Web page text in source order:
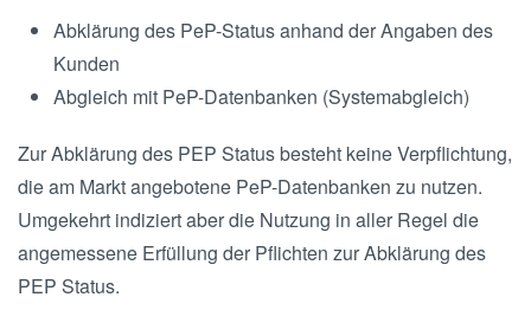
Abklärung des PeP-Status anhand der Angaben des
Kunden
Abgleich mit PeP-Datenbanken (Systemabgleich)
Zur Abklärung des PEP Status besteht keine Verpflichtung,
die am Markt angebotene PeP-Datenbanken zu nutzen.
Umgekehrt indiziert aber die Nutzung in aller Regel die
angemessene Erfüllung der Pflichten zur Abklärung des
PEP Status.